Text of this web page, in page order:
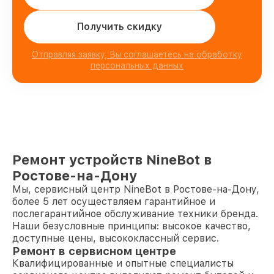
Получить скидку
Отправляя заявку, Вы соглашаетесь на обработку
персональных данных
Ремонт устройств NineBot в
Ростове-на-Дону
Мы, сервисный центр NineBot в Ростове-на-Дону,
более 5 лет осуществляем гарантийное и
послегарантийное обслуживание техники бренда.
Наши безусловные принципы: высокое качество,
доступные цены, высококлассный сервис.
Ремонт в сервисном центре
Квалифицированные и опытные специалисты